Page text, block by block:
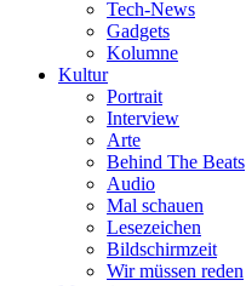
Tech-News
Gadgets
Kolumne
Kultur
Portrait
Interview
Arte
Behind The Beats
Audio
Mal schauen
Lesezeichen
Bildschirmzeit
Wir müssen reden